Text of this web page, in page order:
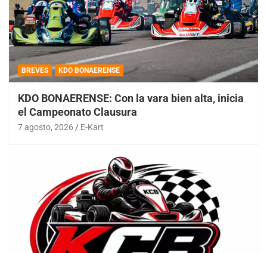
BREVES KDO BONAERENSE
KDO BONAERENSE: Con la vara bien alta, inicia
el Campeonato Clausura
7 agosto, 2026 E-Kart